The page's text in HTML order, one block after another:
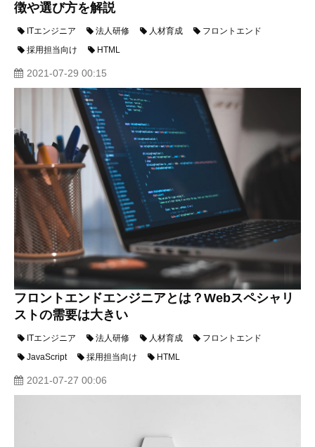
徴や選び方を解説
ITエンジニア 法人研修 人材育成
フロントエンド
採用担当向け
HTML
2021-07-29 00:15
フロントエンドエンジニアとは？Webスペシャリ
ストの需要は大きい
ITエンジニア 法人研修 人材育成
フロントエンド
JavaScript
採用担当向け HTML
2021-07-27 00:06